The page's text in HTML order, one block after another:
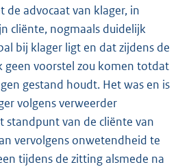
de advocaat van klager, in
cliënte, nogmaals duidelijk
bij klager ligt en dat zijdens de
geen voorstel zou komen totdat
gestand houdt. Het was en is
volgens verweerder
standpunt van de cliënte van
vervolgens onwetendheid te
tijdens de zitting alsmede na